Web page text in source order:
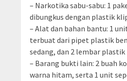
– Narkotika sabu-sabu: 1
dibungkus dengan plastik
– Alat dan bahan bantu: 1
terbuat dari pipet plastik
sedang, dan 2 lembar
– Barang bukti lain: 2 buah
warna hitam, serta 1 unit